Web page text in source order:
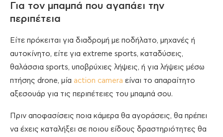
Για τον μπαμπά που αγαπάει την
περιπέτεια
Είτε πρόκειται για διαδρομή με ποδήλατο, μηχανές ή
αυτοκίνητο, είτε για extreme sports, καταδύσεις,
θαλάσσια sports, υποβρύχιες λήψεις, ή για λήψεις μέσω
πτήσης drone, μία action camera είναι το απαραίτητο
αξεσουάρ για τις περιπέτειες του μπαμπά σου.
Πριν αποφασίσεις ποια κάμερα θα αγοράσεις, θα πρέπει
να έχεις καταλήξει σε ποιου είδους δραστηριότητες θα